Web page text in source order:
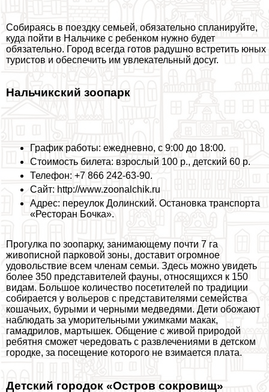
Собираясь в поездку семьей, обязательно спланируйте,
куда пойти в Нальчике с ребенком нужно будет
обязательно. Город всегда готов радушно встретить юных
туристов и обеспечить им увлекательный досуг.
Нальчикский зоопарк
График работы: ежедневно, с 9:00 до 18:00.
Стоимость билета: взрослый 100 р., детский 60 р.
Телефон: +7 866 242-63-90.
Сайт: http://www.zoonalchik.ru
Адрес: переулок Долинский. Остановка трaнcпорта
«Ресторан Бочка».
Прогулка по зоопарку, занимающему почти 7 га
живописной парковой зоны, доставит огромное
удовольствие всем члeнам семьи. Здесь можно увидеть
более 350 представителей фауны, относящихся к 150
видам. Большое количество посетителей по традиции
собирается у вольеров с представителями семейства
кошачьих, бурыми и черными медведями. Дети обожают
наблюдать за уморительными ужимками макак,
гамадрилов, мартышек. Общение с живой природой
ребятня сможет чередовать с развлечениями в детском
городке, за посещение которого не взимается плата.
Детский городок «Остров сокровищ»